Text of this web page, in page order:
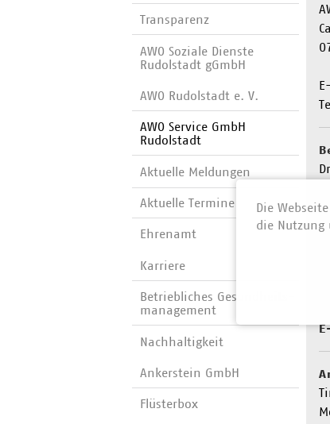
Transparenz
AWO Soziale Dienste
Rudolstadt gGmbH
AWO Rudolstadt e. V.
AWO Service GmbH
Rudolstadt
Aktuelle Meldungen
Aktuelle Termine
Ehrenamt
Karriere
Betriebliches Gesundheits­
manage­ment
Nachhaltigkeit
Ankerstein GmbH
Flüsterbox
Die
die Nutzung